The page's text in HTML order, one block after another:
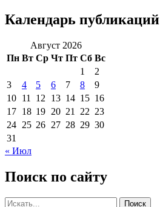
Календарь публикаций
Август 2026
Пн Вт Ср Чт Пт Сб Вс
1
2
3
4 5 6 7 8
9
10 11 12 13 14 15 16
17 18 19 20 21 22 23
24 25 26 27 28 29 30
31
« Июл
Поиск по сайту